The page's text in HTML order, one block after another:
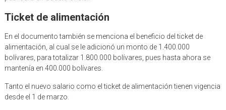
Ticket de alimentación
En el documento también se menciona el beneficio del ticket de
alimentación, al cual se le adicionó un monto de 1.400.000
bolívares, para totalizar 1.800.000 bolívares, pues hasta ahora se
mantenía en 400.000 bolívares.
Tanto el nuevo salario como el ticket de alimentación tienen vigencia
desde el 1 de marzo.